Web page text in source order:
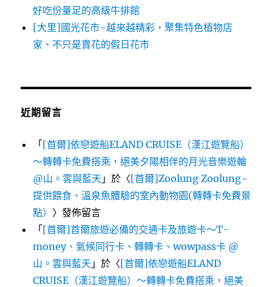
好吃份量足的高級牛排館
[大里]國光花市~越來越精彩，聚集特色植物店
家、不只是賣花的假日花市
近期留言
「[首爾]依戀遊船ELAND CRUISE（漢江遊覽船）
～轉轉卡免費搭乘，絕美夕陽相伴的月光音樂遊輪
@山。雲與藍天 」於〈[首爾]Zoolung Zoolung~
提供餵食、溫泉魚體驗的室內動物園(轉轉卡免費景
點） 〉發佈留言
「[首爾]首爾旅遊必備的交通卡及旅遊卡～T-
money、氣候同行卡、轉轉卡、wowpass卡 @
山。雲與藍天 」於〈[首爾]依戀遊船ELAND
CRUISE（漢江遊覽船）～轉轉卡免費搭乘，絕美